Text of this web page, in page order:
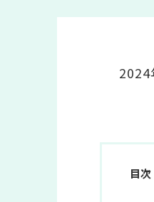
2024
目次